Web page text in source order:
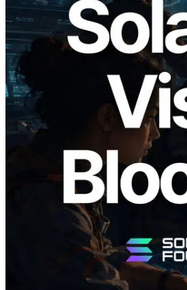
2026.05.24
Validators Solutions ra
Analyzer — Trực quan
block và validator phụ
slot
Đọc bài viết này